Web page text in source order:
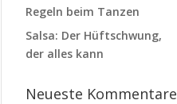
Regeln beim Tanzen
Salsa: Der Hüftschwung,
der alles kann
Neueste Kommentare